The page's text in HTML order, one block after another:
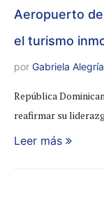
Aeropuerto
el turismo
por Gabriela
República
reafirmar su
Leer más